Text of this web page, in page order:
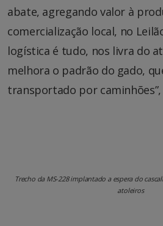
abate, agregando valor à
comercialização local, no
logística é tudo, nos livra do
melhora o padrão do gado,
transportado por caminhões”,
Trecho da MS-228 implantado a espera do
atoleiros